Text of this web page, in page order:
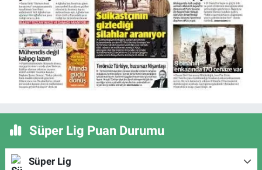
Süper Lig Puan Durumu
Süper Lig